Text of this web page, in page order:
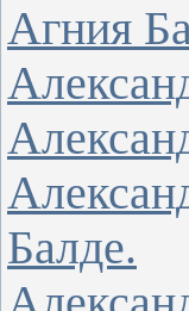
Агния
Балде.